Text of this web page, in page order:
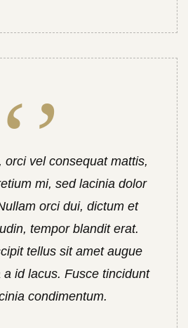
orci vel consequat mattis,
mi, sed lacinia dolor
orci dui, dictum et
tempor blandit erat.
tellus sit amet augue
id lacus. Fusce tincidunt
condimentum.